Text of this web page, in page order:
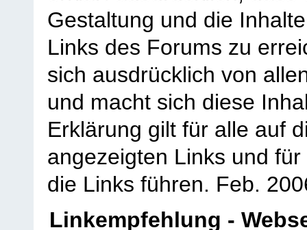
Gestaltung und die
Links des Forums zu
sich ausdrücklich von
und macht sich diese
Erklärung gilt für alle auf
angezeigten Links und
die Links führen. Feb.
Linkempfehlung -